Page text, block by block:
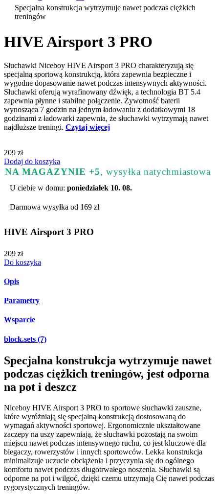
Specjalna konstrukcja wytrzymuje nawet podczas ciężkich
treningów
HIVE Airsport 3 PRO
Słuchawki Niceboy HIVE Airsport 3 PRO charakteryzują się
specjalną sportową konstrukcją, która zapewnia bezpieczne i
wygodne dopasowanie nawet podczas intensywnych aktywności.
Słuchawki oferują wyrafinowany dźwięk, a technologia BT 5.4
zapewnia płynne i stabilne połączenie. Żywotność baterii
wynosząca 7 godzin na jednym ładowaniu z dodatkowymi 18
godzinami z ładowarki zapewnia, że słuchawki wytrzymają nawet
najdłuższe treningi. Czytaj więcej
209 zł
Dodaj do koszyka
NA MAGAZYNIE +5, wysyłka natychmiastowa
U ciebie w domu: poniedziałek 10. 08.
Darmowa wysyłka od 169 zł
HIVE Airsport 3 PRO
209 zł
Do koszyka
Opis
Parametry
Wsparcie
block.sets (7)
Specjalna konstrukcja wytrzymuje nawet
podczas ciężkich treningów, jest odporna
na pot i deszcz
Niceboy HIVE Airsport 3 PRO to sportowe słuchawki zauszne,
które wyróżniają się specjalną konstrukcją dostosowaną do
wymagań aktywności sportowej. Ergonomicznie ukształtowane
zaczepy na uszy zapewniają, że słuchawki pozostają na swoim
miejscu nawet podczas intensywnego ruchu, co jest kluczowe dla
biegaczy, rowerzystów i innych sportowców. Lekka konstrukcja
minimalizuje uczucie obciążenia i przyczynia się do ogólnego
komfortu nawet podczas długotrwałego noszenia. Słuchawki są
odporne na pot i wilgoć, dzięki czemu utrzymają Cię nawet podczas
rygorystycznych treningów.